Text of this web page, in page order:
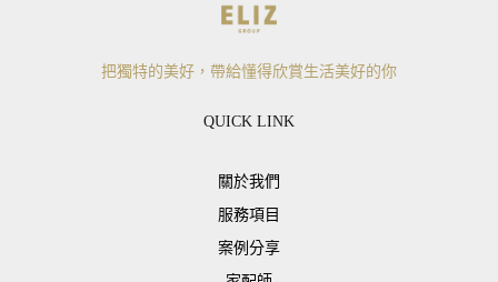
把獨特的美好，帶給懂得欣賞生活美好的你
QUICK LINK
關於我們
服務項目
案例分享